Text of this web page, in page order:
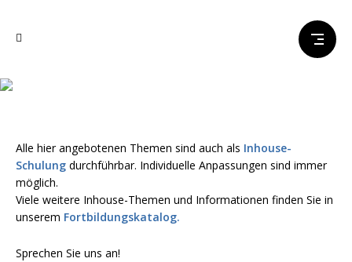
Alle hier angebotenen Themen sind auch als Inhouse-
Schulung durchführbar. Individuelle Anpassungen sind immer
möglich.
Viele weitere Inhouse-Themen und Informationen finden Sie in
unserem Fortbildungskatalog.
Sprechen Sie uns an!